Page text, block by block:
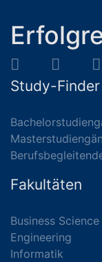
Study-Finder
Fakultäten
Business
Engineering
Informatik